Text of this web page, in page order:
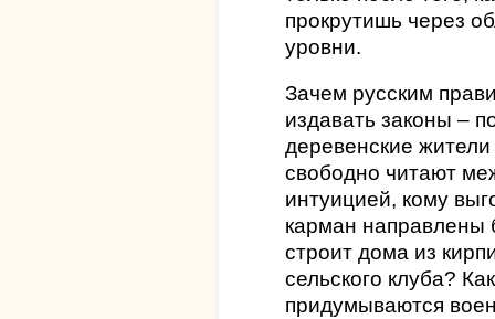
прокрутишь через
уровни.
Зачем русским
издавать законы –
деревенские
свободно читают
интуицией, кому
карман направлены
строит дома из
сельского клуба?
придумываются